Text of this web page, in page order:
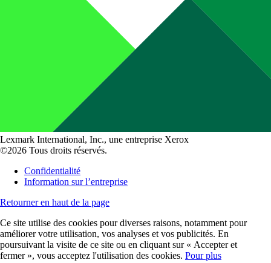
Lexmark International, Inc., une entreprise Xerox
©2026 Tous droits réservés.
Confidentialité
Information sur l’entreprise
Retourner en haut de la page
Ce site utilise des cookies pour diverses raisons, notamment pour
améliorer votre utilisation, vos analyses et vos publicités. En
poursuivant la visite de ce site ou en cliquant sur « Accepter et
fermer », vous acceptez l'utilisation des cookies. Pour plus